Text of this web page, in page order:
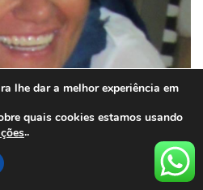
lhe dar a melhor experiência em
quais cookies estamos usando
..